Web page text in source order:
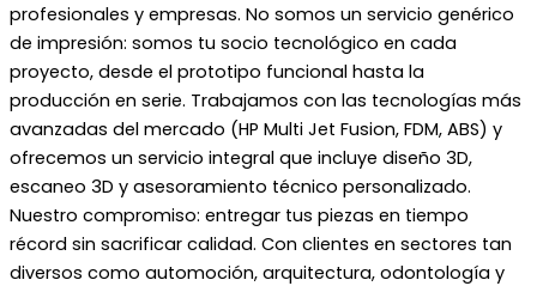
profesionales y empresas. No somos un servicio genérico
de impresión: somos tu socio tecnológico en cada
proyecto, desde el prototipo funcional hasta la
producción en serie. Trabajamos con las tecnologías más
avanzadas del mercado (HP Multi Jet Fusion, FDM, ABS) y
ofrecemos un servicio integral que incluye diseño 3D,
escaneo 3D y asesoramiento técnico personalizado.
Nuestro compromiso: entregar tus piezas en tiempo
récord sin sacrificar calidad. Con clientes en sectores tan
diversos como automoción, arquitectura, odontología y